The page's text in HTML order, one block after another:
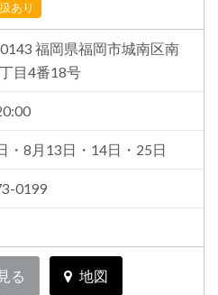
あり
福岡県福岡市城南区南
目4番18号
・8月13日・14日・25日
0199
る 地図